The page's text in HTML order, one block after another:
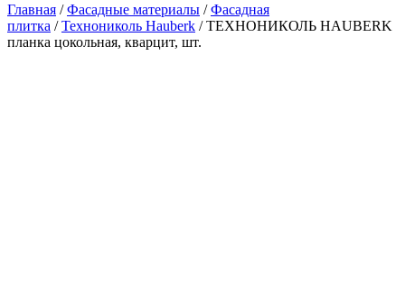
Главная /Фасадные материалы /Фасадная
плитка /Технониколь Hauberk / ТЕХНОНИКОЛЬ HAUBERK
планка цокольная, кварцит, шт.